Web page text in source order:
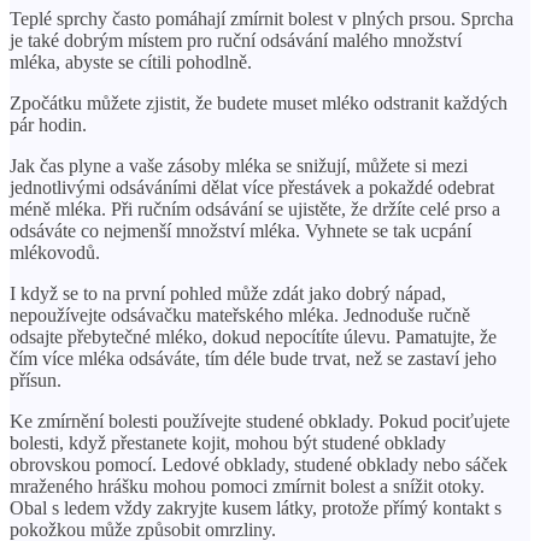
Teplé sprchy často pomáhají zmírnit bolest v plných prsou. Sprcha
je také dobrým místem pro ruční odsávání malého množství
mléka, abyste se cítili pohodlně.
Zpočátku můžete zjistit, že budete muset mléko odstranit každých
pár hodin.
Jak čas plyne a vaše zásoby mléka se snižují, můžete si mezi
jednotlivými odsáváními dělat více přestávek a pokaždé odebrat
méně mléka. Při ručním odsávání se ujistěte, že držíte celé prso a
odsáváte co nejmenší množství mléka. Vyhnete se tak ucpání
mlékovodů.
I když se to na první pohled může zdát jako dobrý nápad,
nepoužívejte odsávačku mateřského mléka. Jednoduše ručně
odsajte přebytečné mléko, dokud nepocítíte úlevu. Pamatujte, že
čím více mléka odsáváte, tím déle bude trvat, než se zastaví jeho
přísun.
Ke zmírnění bolesti používejte studené obklady. Pokud pociťujete
bolesti, když přestanete kojit, mohou být studené obklady
obrovskou pomocí. Ledové obklady, studené obklady nebo sáček
mraženého hrášku mohou pomoci zmírnit bolest a snížit otoky.
Obal s ledem vždy zakryjte kusem látky, protože přímý kontakt s
pokožkou může způsobit omrzliny.